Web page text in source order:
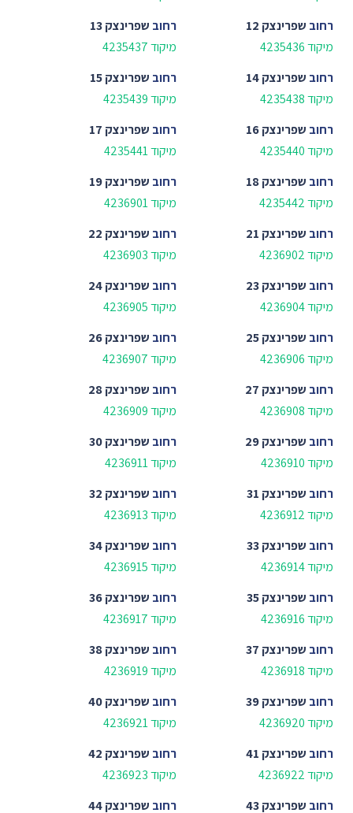
רחוב שפרינצק 12
מיקוד 4235436
רחוב שפרינצק 13
מיקוד 4235437
רחוב שפרינצק 14
מיקוד 4235438
רחוב שפרינצק 15
מיקוד 4235439
רחוב שפרינצק 16
מיקוד 4235440
רחוב שפרינצק 17
מיקוד 4235441
רחוב שפרינצק 18
מיקוד 4235442
רחוב שפרינצק 19
מיקוד 4236901
רחוב שפרינצק 21
מיקוד 4236902
רחוב שפרינצק 22
מיקוד 4236903
רחוב שפרינצק 23
מיקוד 4236904
רחוב שפרינצק 24
מיקוד 4236905
רחוב שפרינצק 25
מיקוד 4236906
רחוב שפרינצק 26
מיקוד 4236907
רחוב שפרינצק 27
מיקוד 4236908
רחוב שפרינצק 28
מיקוד 4236909
רחוב שפרינצק 29
מיקוד 4236910
רחוב שפרינצק 30
מיקוד 4236911
רחוב שפרינצק 31
מיקוד 4236912
רחוב שפרינצק 32
מיקוד 4236913
רחוב שפרינצק 33
מיקוד 4236914
רחוב שפרינצק 34
מיקוד 4236915
רחוב שפרינצק 35
מיקוד 4236916
רחוב שפרינצק 36
מיקוד 4236917
רחוב שפרינצק 37
מיקוד 4236918
רחוב שפרינצק 38
מיקוד 4236919
רחוב שפרינצק 39
מיקוד 4236920
רחוב שפרינצק 40
מיקוד 4236921
רחוב שפרינצק 41
מיקוד 4236922
רחוב שפרינצק 42
מיקוד 4236923
רחוב שפרינצק 43
רחוב שפרינצק 44